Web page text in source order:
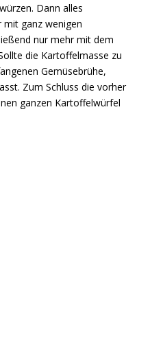
Dann alles
ganz wenigen
nur mehr mit dem
die Kartoffelmasse zu
Gemüsebrühe,
Zum Schluss die vorher
ganzen Kartoffelwürfel